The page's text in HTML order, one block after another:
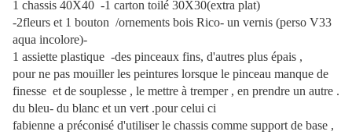
1 chassis 40X40 -1 carton toilé 30X30(extra plat)
-2fleurs et 1 bouton /ornements bois Rico- un vernis (perso V33
aqua incolore)-
1 assiette plastique -des pinceaux fins, d'autres plus épais ,
pour ne pas mouiller les peintures lorsque le pinceau manque de
finesse et de souplesse , le mettre à tremper , en prendre un autre .
du bleu- du blanc et un vert .pour celui ci
fabienne a préconisé d'utiliser le chassis comme support de base ,